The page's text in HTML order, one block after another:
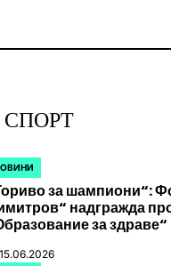
СПОРТ
за шампиони“:
надгражда
за
15.06.2026